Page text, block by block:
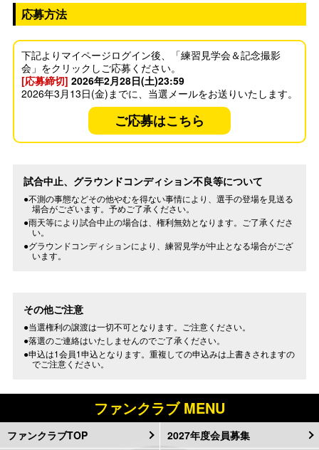
応募方法
下記よりマイページログイン後、「練習見学会＆記念撮影
会」をクリックしご応募ください。
[応募締切] 2026年2月28日(土)23:59
2026年3月13日(金)までに、当選メールをお送りいたします。
ご応募はこちら
試合中止、グラウンドコンディション不良等について
●不測の事態などその他やむを得ない事情により、選手の登場を見送る
場合がございます。予めご了承ください。
●雨天等により試合中止の場合は、権利無効となります。ご了承くださ
い。
●グラウンドコンディションにより、練習見学が中止となる場合がござ
います。
その他ご注意
●当選権利の譲渡は一切不可となります。ご注意ください。
●落選のご連絡はいたしませんのでご了承ください。
●申込は1会員1申込となります。重複しての申込みは上書きされますの
でご注意ください。
ファンクラブ MENU
ファンクラブTOP
2027年度会員募集